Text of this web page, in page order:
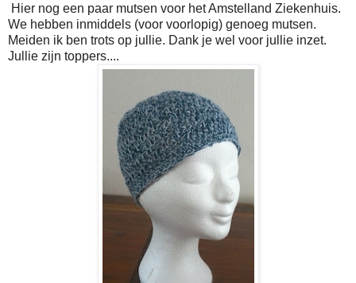
Hier nog een paar mutsen voor het Amstelland Ziekenhuis.
We hebben inmiddels (voor voorlopig) genoeg mutsen.
Meiden ik ben trots op jullie. Dank je wel voor jullie inzet.
Jullie zijn toppers....